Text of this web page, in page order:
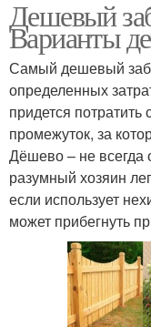
Дешевый
Варианты
Самый дешевый
определенных
придется
промежуток, за
Дёшево – не всегда
разумный хозяин
если использует
может прибегнуть